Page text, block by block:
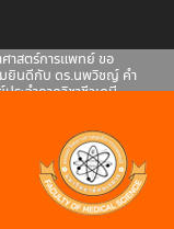
าสตร์การแพทย์ ขอ
ยินดีกับ ดร.นพวิชญ์ คำ
ประจำภาควิชาชีวเคมี
ศาสตร์การแพทย์
ลัยนเรศวร ขอแสดงความ
.ธเนศ สอนดา อาจารย์
วิชาชีวเคมี คณะ
ตร์การแพทย์